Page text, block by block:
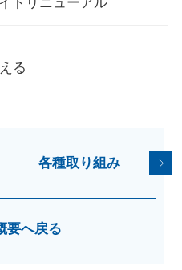
る
要へ戻る
各種取り組み